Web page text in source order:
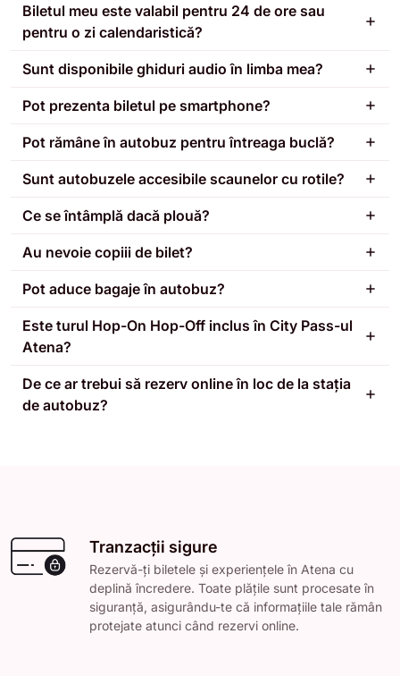
Biletul meu este valabil pentru 24 de ore sau
pentru o zi calendaristică?
Sunt disponibile ghiduri audio în limba mea?
Pot prezenta biletul pe smartphone?
Pot rămâne în autobuz pentru întreaga buclă?
Sunt autobuzele accesibile scaunelor cu rotile?
Ce se întâmplă dacă plouă?
Au nevoie copiii de bilet?
Pot aduce bagaje în autobuz?
Este turul Hop-On Hop-Off inclus în City Pass-ul
Atena?
De ce ar trebui să rezerv online în loc de la stația
de autobuz?
Tranzacții sigure
Rezervă-ți biletele și experiențele în Atena cu
deplină încredere. Toate plățile sunt procesate în
siguranță, asigurându-te că informațiile tale rămân
protejate atunci când rezervi online.